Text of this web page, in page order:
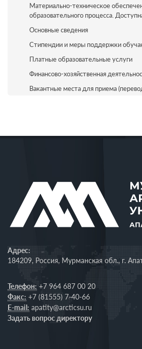
Материально-техническое
образовательного процесса.
Основные сведения
Стипендии и меры поддержки
Платные образовательные услуги
Финансово-хозяйственная
Вакантные места для приема
Адрес:
184209, Россия, Мурманская обл., г.
Телефон: +7 964 687 00 20
Факс: +7 (81555) 7-40-66
E-mail: apatity@arcticsu.ru
Задать вопрос директору